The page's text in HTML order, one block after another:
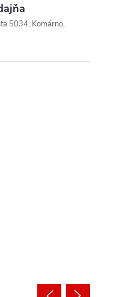
5034, Komárno,